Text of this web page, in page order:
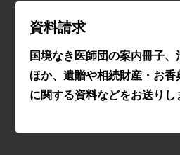
資料請求
国境なき医師団の案内冊子
ほか、遺贈や相続財産・お
に関する資料などをお送りし